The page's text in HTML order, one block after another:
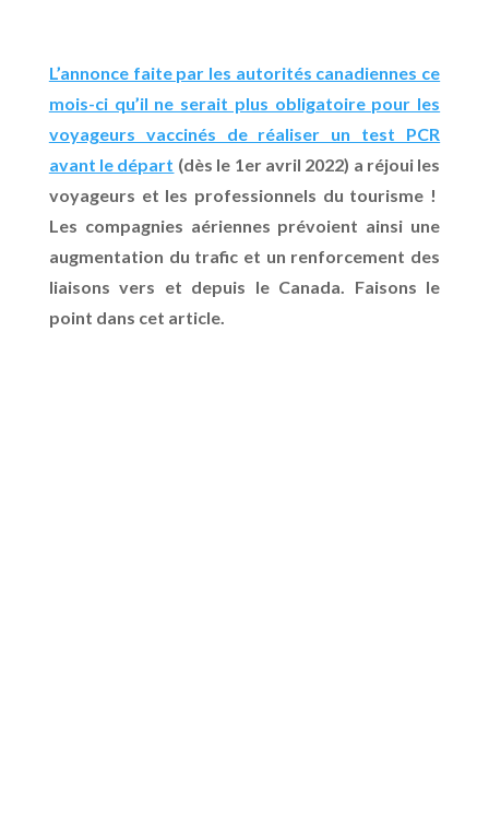
L’annonce faite par les autorités canadiennes ce
mois-ci qu’il ne serait plus obligatoire pour les
voyageurs vaccinés de réaliser un test PCR
avant le départ (dès le 1er avril 2022) a réjoui les
voyageurs et les professionnels du tourisme !
Les compagnies aériennes prévoient ainsi une
augmentation du trafic et un renforcement des
liaisons vers et depuis le Canada. Faisons le
point dans cet article.